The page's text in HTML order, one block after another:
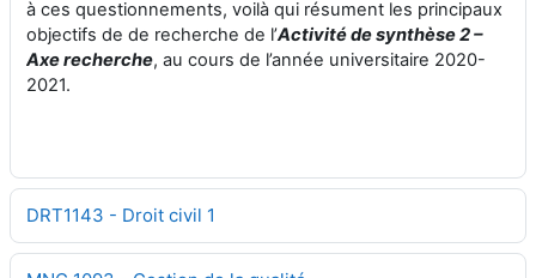
à ces questionnements, voilà qui résument les principaux
objectifs de de recherche de l’Activité de synthèse 2 –
Axe recherche, au cours de l’année universitaire 2020-
2021.
DRT1143 - Droit civil 1